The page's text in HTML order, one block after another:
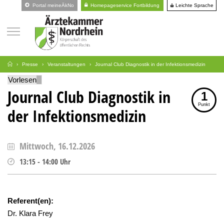
Portal meineÄkNo Homepageservice Fortbildung Leichte Sprache
Presse Veranstaltungen Journal Club Diagnostik in der Infektionsmedizin
Vorlesen
Journal Club Diagnostik in
der Infektionsmedizin
1
Punkt
Mittwoch, 16.12.2026
13:15 - 14:00 Uhr
Referent(en):
Dr. Klara Frey